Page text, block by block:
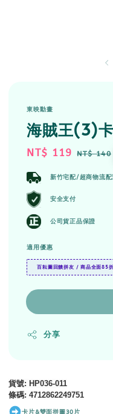
東映動畫
海賊王(3)
Sale
NT$ 119 NT$ 140
新竹宅配/超商物流配
安全支付
公司貨正品保證
適用優惠
百耘圖回饋拼友 / 商品全面85
分享
貨號: HP036-011
條碼:4712862249751
卡片&雙面拼圖30片